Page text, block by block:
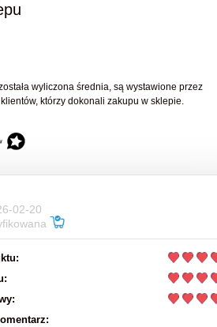
– Kompletny
Dziki Preppers
zł
NRG-5
wyliczona średnia, są wystawione przez
którzy dokonali zakupu w sklepie.
02-20